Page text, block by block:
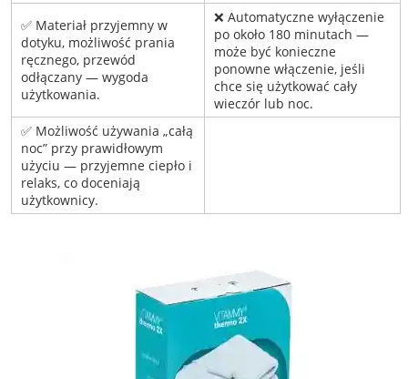
✅ Materiał przyjemny w
dotyku, możliwość prania
ręcznego, przewód
odłączany — wygoda
użytkowania.
❌ Automatyczne wyłączenie
po około 180 minutach —
może być konieczne
ponowne włączenie, jeśli
chce się użytkować cały
wieczór lub noc.
✅ Możliwość używania „całą
noc” przy prawidłowym
użyciu — przyjemne ciepło i
relaks, co doceniają
użytkownicy.